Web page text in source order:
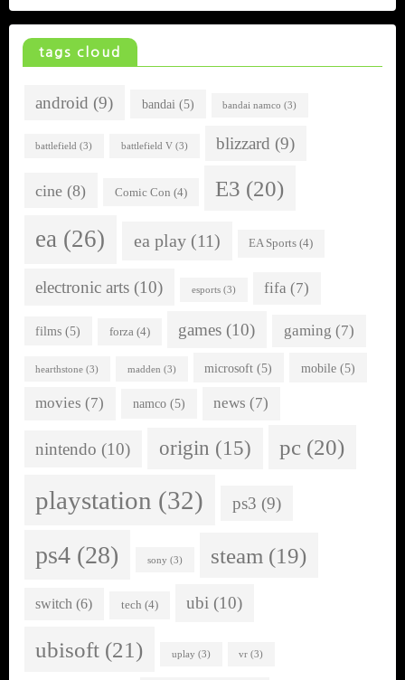
tags cloud
android (9) bandai(5) bandai namco (3)
battlefield (3) battlefield V(3) blizzard (9)
cine (8) Comic Con (4) E3 (20)
ea (26) ea play(11) EA Sports (4)
electronic arts (10) esports(3) fifa (7)
films (5) forza(4) games (10) gaming (7)
hearthstone (3) madden (3) microsoft (5) mobile(5)
movies (7) namco(5) news (7)
nintendo (10) origin (15) pc (20)
playstation (32) ps3 (9)
ps4 (28) sony (3) steam (19)
switch (6) tech (4) ubi (10)
ubisoft (21) uplay (3) vr (3)